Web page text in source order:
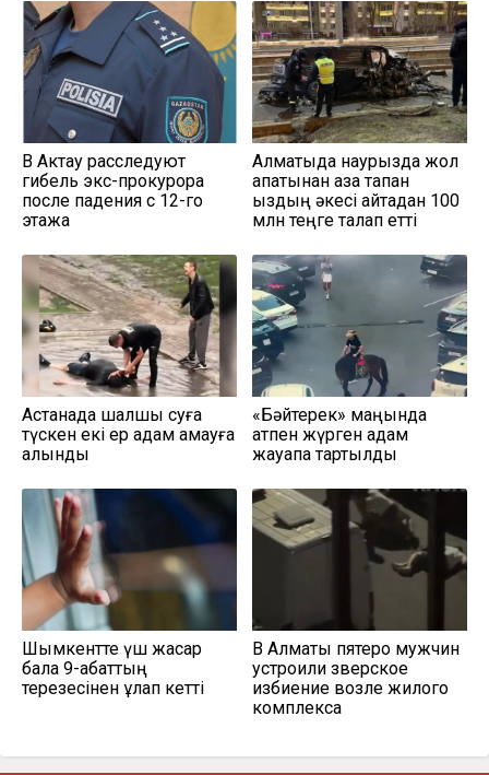
В Актау расследуют
гибель экс-прокурора
после падения с 12-го
этажа
Алматыда наурызда жол
апатынан қаза тапқан
қыздың әкесі қайтадан 100
млн теңге талап етті
Астанада шалшық суға
түскен екі ер адам қамауға
алынды
«Бәйтерек» маңында
атпен жүрген адам
жауапқа тартылды
Шымкентте үш жасар
бала 9-қабаттың
терезесінен құлап кетті
В Алматы пятеро мужчин
устроили зверское
избиение возле жилого
комплекса